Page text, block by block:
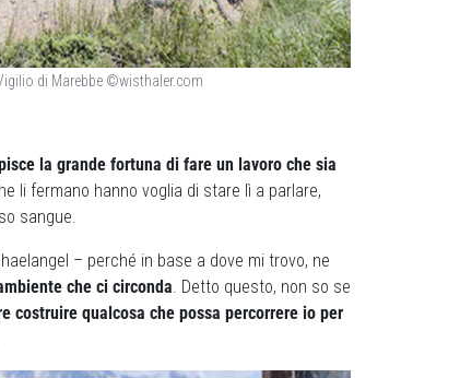
di Marebbe ©wisthaler.com
la grande fortuna di fare un lavoro che sia
li fermano hanno voglia di stare lì a parlare,
sangue.
– perché in base a dove mi trovo, ne
che ci circonda. Detto questo, non so se
costruire qualcosa che possa percorrere io per